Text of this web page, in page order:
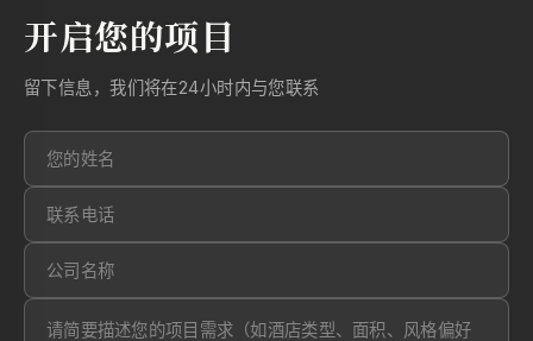
开启您的项目
留下信息，我们将在24小时内与您联系